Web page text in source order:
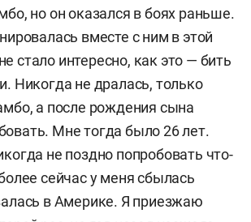
но он оказался в боях раньше.
вместе с ним в этой
стало интересно, как это — бить
Никогда не дралась, только
а после рождения сына
Мне тогда было 26 лет.
не поздно попробовать что-
сейчас у меня сбылась
в Америке. Я приезжаю